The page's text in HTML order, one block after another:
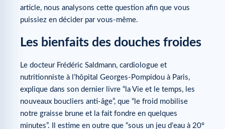
article, nous analysons cette question afin que vous
puissiez en décider par vous-même.
Les bienfaits des douches froides
Le docteur Frédéric Saldmann, cardiologue et
nutritionniste à l’hôpital Georges-Pompidou à Paris,
explique dans son dernier livre “la Vie et le temps, les
nouveaux boucliers anti-âge”, que “le froid mobilise
notre graisse brune et la fait fondre en quelques
minutes”. Il estime en outre que “sous un jeu d’eau à 20º